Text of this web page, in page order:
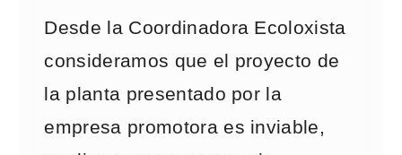
Desde la Coordinadora Ecoloxista
consideramos que el proyecto de
la planta presentado por la
empresa promotora es inviable,